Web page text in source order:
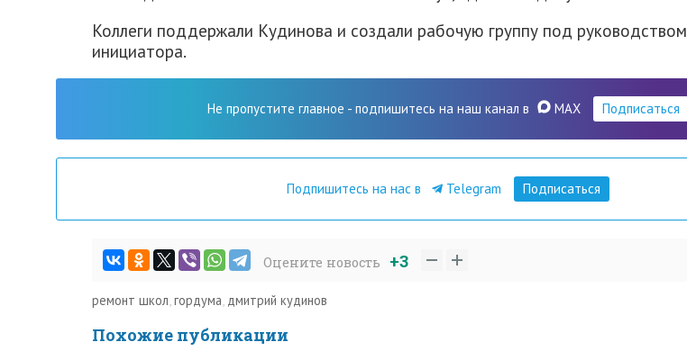
Коллеги поддержали Кудинова и создали рабочую группу под руководством
инициатора.
Не пропустите главное - подпишитесь на наш канал в MAX Подписаться
Подпишитесь на нас в Telegram Подписаться
Оцените новость +3
ремонт школ,гордума, дмитрий кудинов
Похожие публикации